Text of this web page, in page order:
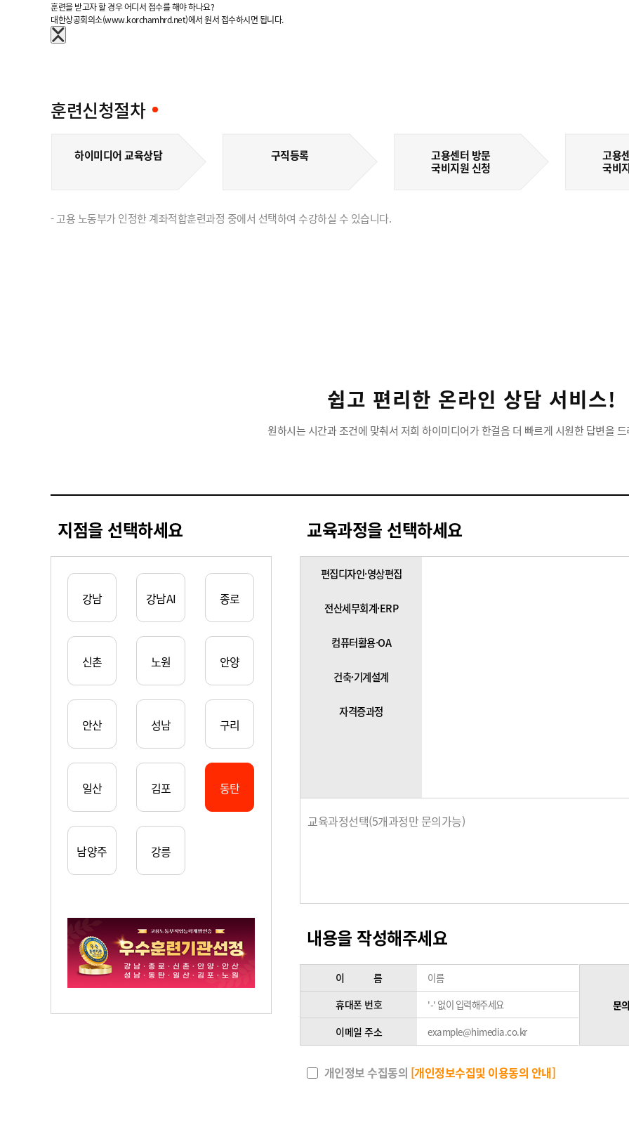
훈련을 받고자 할 경우 어디서 접수를 해야 하나요?
대한상공회의소(www.korchamhrd.net)에서 원서 접수하시면 됩니다.
훈련신청절차
하이미디어 교육상담 구직등록
고용센터 방문
국비지원 신청
고용
국비
- 고용 노동부가 인정한 계좌적합훈련과정 중에서 선택하여 수강하실 수 있습니다.
쉽고 편리한 온라인 상담 서비스!
원하시는 시간과 조건에 맞춰서 저희 하이미디어가 한걸음 더 빠르게 시원한 답변을
지점을 선택하세요
강남 강남AI 종로
신촌 노원 안양
안산 성남 구리
일산 김포 동탄
남양주 강릉
교육과정을 선택하세요
편집디자인·영상편집
전산세무회계·ERP
컴퓨터활용·OA
건축·기계설계
자격증과정
교육과정선택(5개과정만 문의가능)
내용을 작성해주세요
이 름
휴대폰 번호
이메일 주소
문
개인정보 수집동의 [개인정보수집및 이용동의 안내]